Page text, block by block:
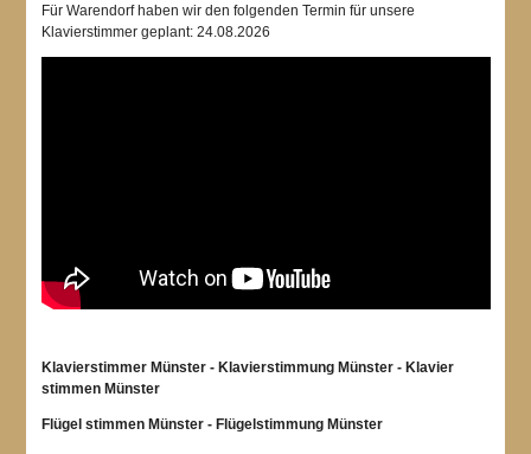
Für Warendorf haben wir den folgenden Termin für unsere
Klavierstimmer geplant: 24.08.2026
Klavierstimmer Münster - Klavierstimmung Münster - Klavier
stimmen Münster
Flügel stimmen Münster - Flügelstimmung Münster